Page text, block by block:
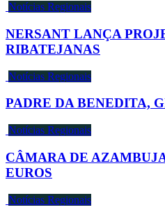
Notícias Regionais
NERSANT LANÇA
RIBATEJANAS
Notícias Regionais
PADRE DA BENEDITA,
Notícias Regionais
CÂMARA DE
EUROS
Notícias Regionais